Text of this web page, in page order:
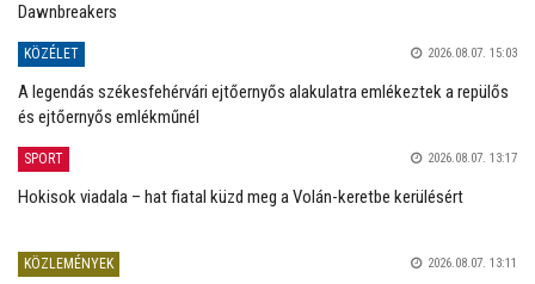
Dawnbreakers
KÖZÉLET 2026.08.07. 15:03
A legendás székesfehérvári ejtőernyős alakulatra emlékeztek a repülős
és ejtőernyős emlékműnél
SPORT 2026.08.07. 13:17
Hokisok viadala – hat fiatal küzd meg a Volán-keretbe kerülésért
KÖZLEMÉNYEK 2026.08.07. 13:11